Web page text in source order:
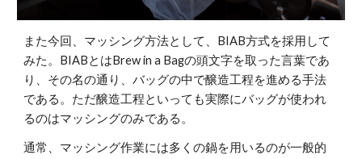
また今回、マッシング方法として、BIAB方式を採用して
みた。BIABとはBrew in a Bagの頭文字を取った言葉であ
り、その名の通り、バッグの中で醸造工程を進める手法
である。ただ醸造工程といっても実際にバッグが使われ
るのはマッシングのみである。
通常、マッシング作業には多くの鍋を用いるのが一般的